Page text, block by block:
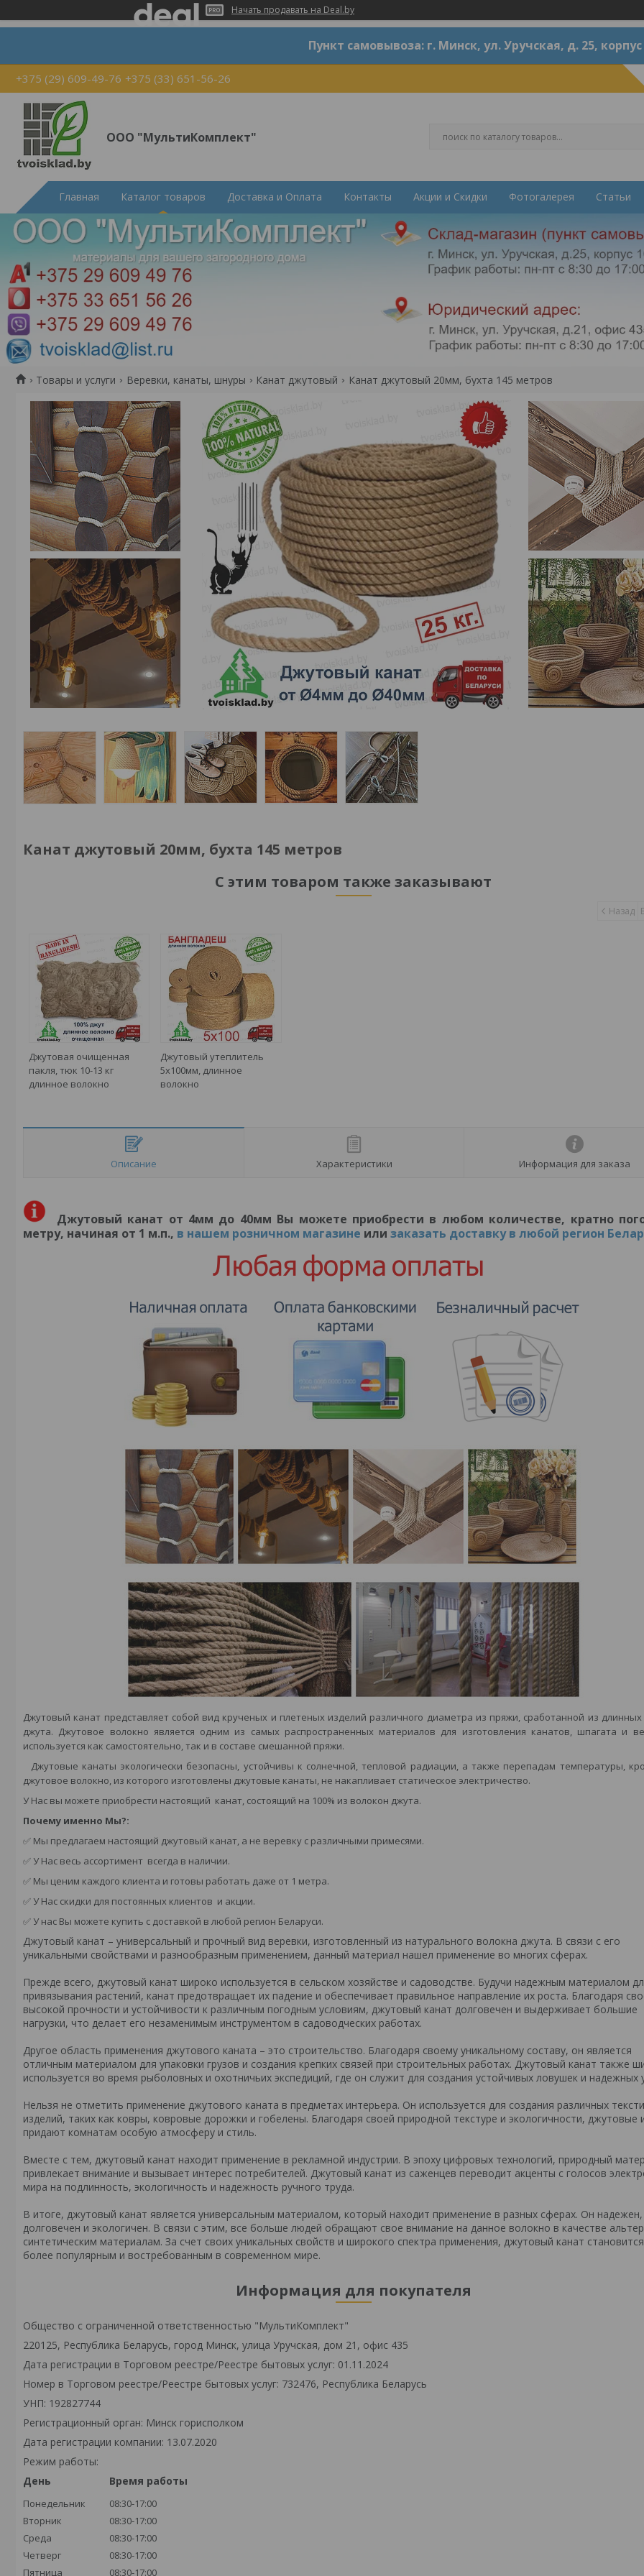
Начать продавать на Deal.by
Пункт самовывоза: г. Минск, ул. Уручская, д. 25, корпус
+375 (29) 609-49-76 +375 (33) 651-56-26
ООО "МультиКомплект"
Главная Каталог товаров Доставка и Оплата Контакты Акции и Скидки Фотогалерея Статьи
Товары и услуги Веревки, канаты, шнуры Канат джутовый Канат джутовый 20мм, бухта 145 метров
Канат джутовый 20мм, бухта 145 метров
С этим товаром также заказывают
Назад
Джутовая очищенная
пакля, тюк 10-13 кг
длинное волокно
Джутовый утеплитель
5х100мм, длинное
волокно
Описание Характеристики Информация для заказа
Джутовый канат от 4мм до 40мм Вы можете приобрести в любом количестве, кратно
метру, начиная от 1 м.п., в нашем розничном магазине или заказать доставку в любой регион
Джутовый канат представляет собой вид крученых и плетеных изделий различного диаметра из пряжи, сработанной из длинных
джута. Джутовое волокно является одним из самых распространенных материалов для изготовления канатов, шпагата и
используется как самостоятельно, так и в составе смешанной пряжи.
Джутовые канаты экологически безопасны, устойчивы к солнечной, тепловой радиации, а также перепадам температуры,
джутовое волокно, из которого изготовлены джутовые канаты, не накапливает статическое электричество.
У Нас вы можете приобрести настоящий канат, состоящий на 100% из волокон джута.
Почему именно Мы?:
✅ Мы предлагаем настоящий джутовый канат, а не веревку с различными примесями.
✅ У Нас весь ассортимент всегда в наличии.
✅ Мы ценим каждого клиента и готовы работать даже от 1 метра.
✅ У Нас скидки для постоянных клиентов и акции.
✅ У нас Вы можете купить с доставкой в любой регион Беларуси.
Джутовый канат – универсальный и прочный вид веревки, изготовленный из натурального волокна джута. В связи с его
уникальными свойствами и разнообразным применением, данный материал нашел применение во многих сферах.
Прежде всего, джутовый канат широко используется в сельском хозяйстве и садоводстве. Будучи надежным материалом
привязывания растений, канат предотвращает их падение и обеспечивает правильное направление их роста. Благодаря
высокой прочности и устойчивости к различным погодным условиям, джутовый канат долговечен и выдерживает большие
нагрузки, что делает его незаменимым инструментом в садоводческих работах.
Другое область применения джутового каната – это строительство. Благодаря своему уникальному составу, он является
отличным материалом для упаковки грузов и создания крепких связей при строительных работах. Джутовый канат также
используется во время рыболовных и охотничьих экспедиций, где он служит для создания устойчивых ловушек и надежных
Нельзя не отметить применение джутового каната в предметах интерьера. Он используется для создания различных
изделий, таких как ковры, ковровые дорожки и гобелены. Благодаря своей природной текстуре и экологичности, джутовые
придают комнатам особую атмосферу и стиль.
Вместе с тем, джутовый канат находит применение в рекламной индустрии. В эпоху цифровых технологий, природный
привлекает внимание и вызывает интерес потребителей. Джутовый канат из саженцев переводит акценты с голосов
мира на подлинность, экологичность и надежность ручного труда.
В итоге, джутовый канат является универсальным материалом, который находит применение в разных сферах. Он надежен,
долговечен и экологичен. В связи с этим, все больше людей обращают свое внимание на данное волокно в качестве
синтетическим материалам. За счет своих уникальных свойств и широкого спектра применения, джутовый канат
более популярным и востребованным в современном мире.
Информация для покупателя
Общество с ограниченной ответственностью "МультиКомплект"
220125, Республика Беларусь, город Минск, улица Уручская, дом 21, офис 435
Дата регистрации в Торговом реестре/Реестре бытовых услуг: 01.11.2024
Номер в Торговом реестре/Реестре бытовых услуг: 732476, Республика Беларусь
УНП: 192827744
Регистрационный орган: Минск горисполком
Дата регистрации компании: 13.07.2020
Режим работы:
День
Время работы
Понедельник
08:30-17:00
Вторник
08:30-17:00
Среда
08:30-17:00
Четверг
08:30-17:00
Пятница
08:30-17:00